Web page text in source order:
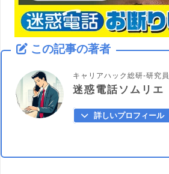
この記事の著者
キャリアハック総研-研究員
迷惑電話ソムリエ
詳しいプロフィール